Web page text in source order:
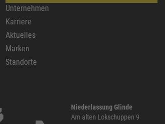
Unternehmen
Karriere
Aktuelles
Marken
Standorte
Niederlassung Glinde
Am alten Lokschuppen 9